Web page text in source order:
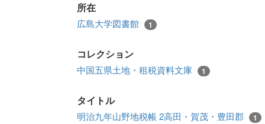
所在
広島大学図書館 1
コレクション
中国五県土地・租税資料文庫 1
タイトル
明治九年山野地税帳 2高田・賀茂・豊田郡 1